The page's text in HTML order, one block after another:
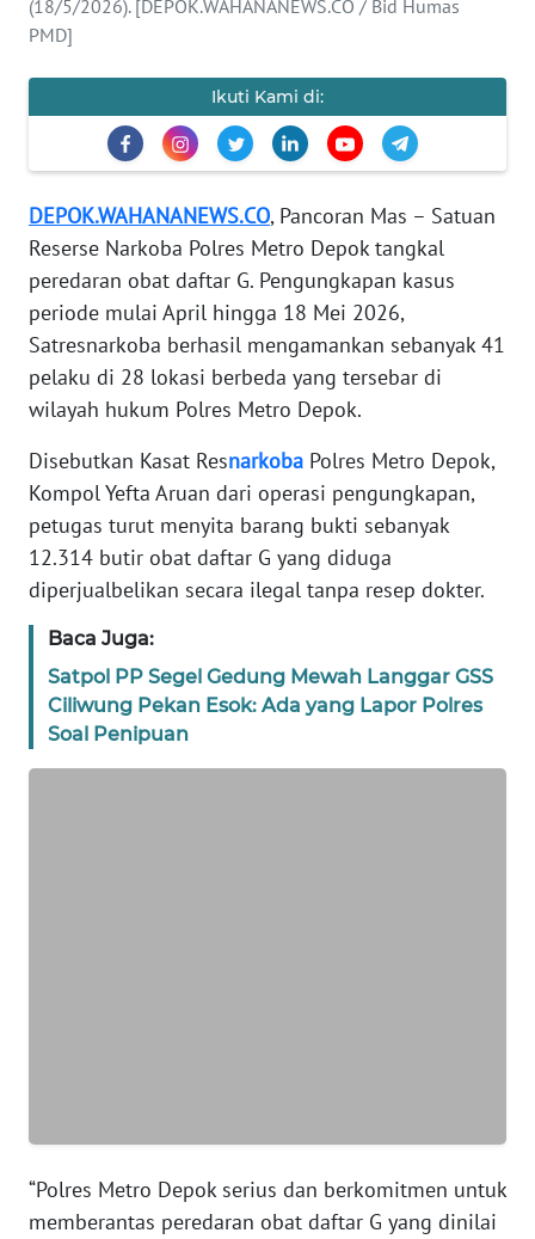
(18/5/2026). [DEPOK.WAHANANEWS.CO / Bid Humas
PMD]
Ikuti Kami di:
DEPOK.WAHANANEWS.CO, Pancoran Mas – Satuan
Reserse Narkoba Polres Metro Depok tangkal
peredaran obat daftar G. Pengungkapan kasus
periode mulai April hingga 18 Mei 2026,
Satresnarkoba berhasil mengamankan sebanyak 41
pelaku di 28 lokasi berbeda yang tersebar di
wilayah hukum Polres Metro Depok.
Disebutkan Kasat Resnarkoba Polres Metro Depok,
Kompol Yefta Aruan dari operasi pengungkapan,
petugas turut menyita barang bukti sebanyak
12.314 butir obat daftar G yang diduga
diperjualbelikan secara ilegal tanpa resep dokter.
Baca Juga:
Satpol PP Segel Gedung Mewah Langgar GSS
Ciliwung Pekan Esok: Ada yang Lapor Polres
Soal Penipuan
“Polres Metro Depok serius dan berkomitmen untuk
memberantas peredaran obat daftar G yang dinilai
KARIR
DISCLAIMER
News
WN
SUMUT
WN
JAKARTA
JABAR
WN
BANTEN
NTT
WN
KEPRI
JAMBI